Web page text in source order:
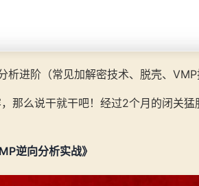
进阶（常见加解密技术、脱壳、VMP
那么说干就干吧！经过2个月的闭关猛
逆向分析实战》